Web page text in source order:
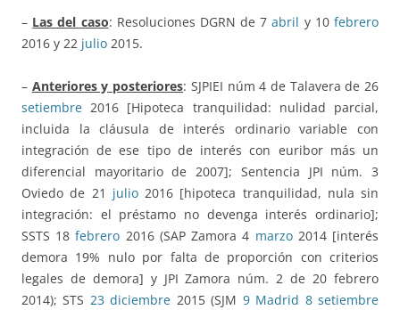
– Las del caso: Resoluciones DGRN de 7abril y 10febrero
2016 y 22 julio 2015.
– Anteriores y posteriores: SJPIEI núm 4 de Talavera de 26
setiembre 2016 [Hipoteca tranquilidad: nulidad parcial,
incluida la cláusula de interés ordinario variable con
integración de ese tipo de interés con euribor más un
diferencial mayoritario de 2007]; Sentencia JPI núm. 3
Oviedo de 21 julio2016 [hipoteca tranquilidad, nula sin
integración: el préstamo no devenga interés ordinario];
SSTS 18febrero 2016 (SAP Zamora 4 marzo2014 [interés
demora 19% nulo por falta de proporción con criterios
legales de demora] y JPI Zamora núm. 2 de 20 febrero
2014); STS 23 diciembre 2015 (SJM 9 Madrid 8 setiembre